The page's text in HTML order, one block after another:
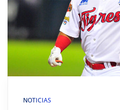
NOTICIAS